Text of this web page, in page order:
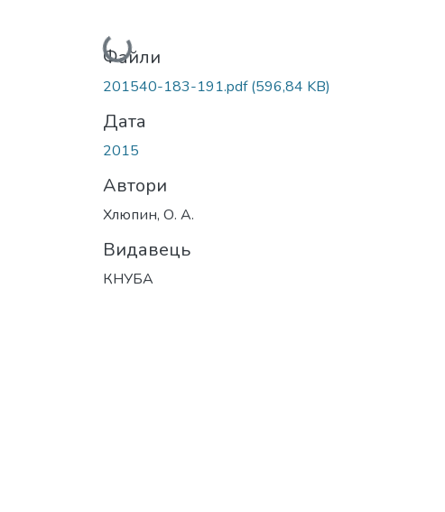
Вантажиться...
Файли
201540-183-191.pdf(596,84 KB)
Дата
2015
Автори
Хлюпин, О. А.
Видавець
КНУБА